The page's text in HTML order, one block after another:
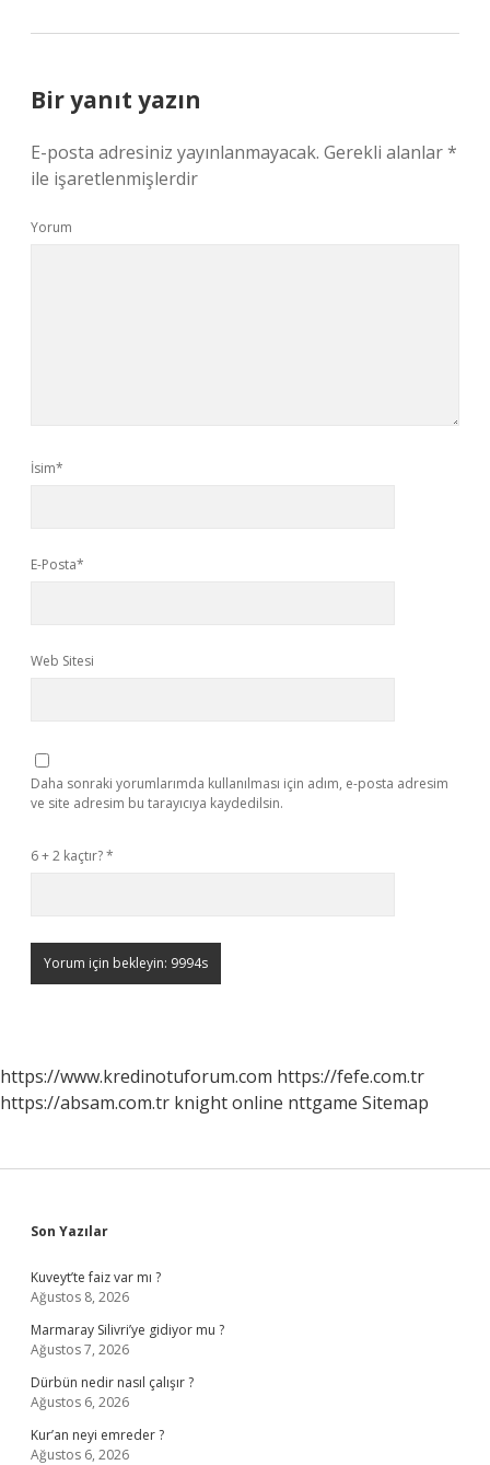
Bir yanıt yazın
E-posta adresiniz yayınlanmayacak. Gerekli alanlar*
ile işaretlenmişlerdir
Yorum
İsim*
E-Posta*
Web Sitesi
Daha sonraki yorumlarımda kullanılması için adım, e-posta adresim
ve site adresim bu tarayıcıya kaydedilsin.
6 + 2 kaçtır?*
https://www.kredinotuforum.com https://fefe.com.tr
https://absam.com.tr knight online nttgame Sitemap
Sidebar
Son Yazılar
Kuveyt’te faiz var mı ?
Ağustos 8, 2026
Marmaray Silivri’ye gidiyor mu ?
Ağustos 7, 2026
Dürbün nedir nasıl çalışır ?
Ağustos 6, 2026
Kur’an neyi emreder ?
Ağustos 6, 2026